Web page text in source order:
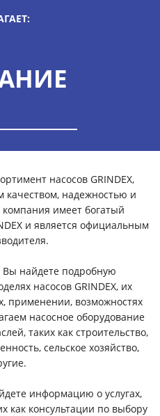
насосов GRINDEX,
качеством, надежностью и
имеет богатый
и является официальным
Вы найдете подробную
насосов GRINDEX, их
применении, возможностях
насосное оборудование
таких как строительство,
сельское хозяйство,
информацию о услугах,
как консультации по выбору